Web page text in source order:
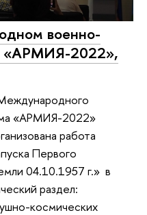
военно-
«АРМИЯ-2022»,
«АРМИЯ-2022»
работа
Первого
04.10.1957 г.» в
раздел:
космических